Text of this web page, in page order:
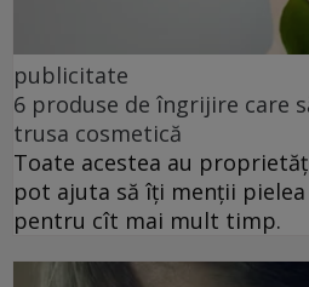
publicitate
6 produse de îngrijire care
trusa cosmetică
Toate acestea au
pot ajuta să îți menții
pentru cît mai mult timp.